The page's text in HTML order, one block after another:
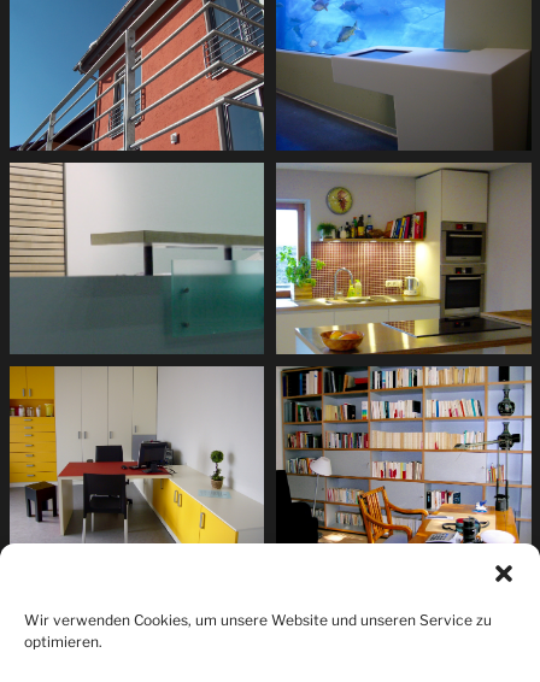
Wir verwenden Cookies, um unsere Website und unseren Service zu
optimieren.